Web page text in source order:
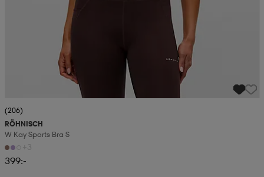
(206)
RÖHNISCH
W Kay Sports Bra S
+3
399:-